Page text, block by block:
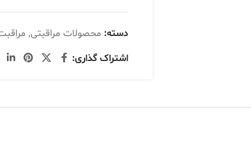
دسته: محصولات مراقبتی,
اشتراک گذاری: